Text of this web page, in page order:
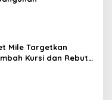
Mile Targetkan
Kursi dan Rebut